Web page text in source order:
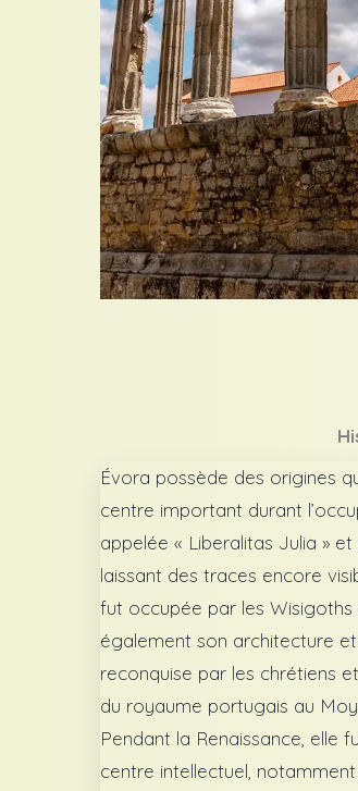
Évora possède des origines
centre important durant
appelée « Liberalitas Julia »
laissant des traces encore
fut occupée par les Wisigoths
également son architecture
reconquise par les chrétiens
du royaume portugais au
Pendant la Renaissance, elle
centre intellectuel,